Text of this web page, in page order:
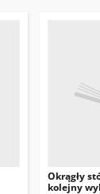
Okrągły
kolejny